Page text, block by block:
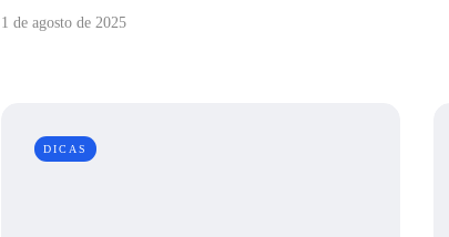
1 de agosto de 2025
DICAS